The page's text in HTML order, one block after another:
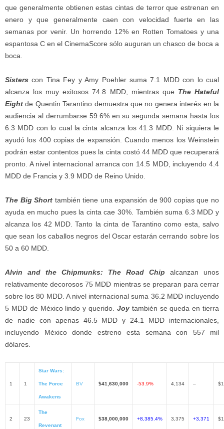
que generalmente obtienen estas cintas de terror que estrenan en
enero y que generalmente caen con velocidad fuerte en las
semanas por venir. Un horrendo 12% en Rotten Tomatoes y una
espantosa C en el CinemaScore sólo auguran un chasco de boca a
boca.
Sisters con Tina Fey y Amy Poehler suma 7.1 MDD con lo cual
alcanza los muy exitosos 74.8 MDD, mientras que The Hateful
Eight de Quentin Tarantino demuestra que no genera interés en la
audiencia al derrumbarse 59.6% en su segunda semana hasta los
6.3 MDD con lo cual la cinta alcanza los 41.3 MDD. Ni siquiera le
ayudó los 400 copias de expansión. Cuando menos los Weinstein
podrán estar contentos pues la cinta costó 44 MDD que recuperará
pronto. A nivel internacional arranca con 14.5 MDD, incluyendo 4.4
MDD de Francia y 3.9 MDD de Reino Unido.
The Big Short también tiene una expansión de 900 copias que no
ayuda en mucho pues la cinta cae 30%. También suma 6.3 MDD y
alcanza los 42 MDD. Tanto la cinta de Tarantino como esta, salvo
que sean los caballos negros del Oscar estarán cerrando sobre los
50 a 60 MDD.
Alvin and the Chipmunks: The Road Chip alcanzan unos
relativamente decorosos 75 MDD mientras se preparan para cerrar
sobre los 80 MDD. A nivel internacional suma 36.2 MDD incluyendo
5 MDD de México lindo y querido. Joytambién se queda en tierra
de nadie con apenas 46.5 MDD y 24.1 MDD internacionales,
incluyendo México donde estreno esta semana con 557 mil
dólares.
1 1
Star Wars:
The Force
Awakens
BV $41,630,000 -53.9% 4,134 –
2 23
The
Revenant
Fox $38,000,000 +8,385.4% 3,375 +3,371